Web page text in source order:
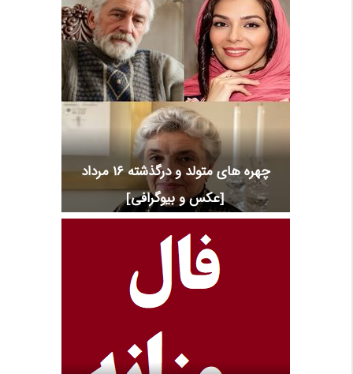
چهره های متولد و درگذشته 16 مرداد
[عکس و بیوگرافی]